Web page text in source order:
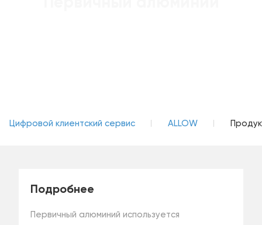
Цифровой клиентский сервис ALLOW
Подробнее
Первичный алюминий используется